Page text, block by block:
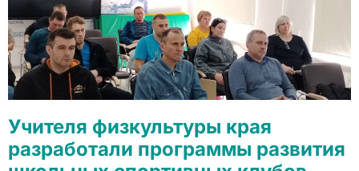
Учителя физкультуры края
разработали программы развития